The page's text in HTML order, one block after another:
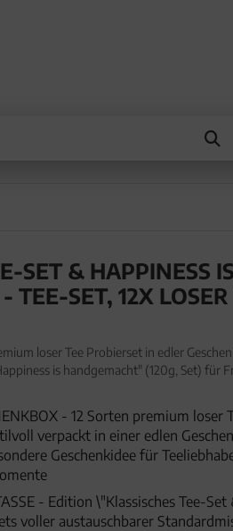
SET & HAPPINESS IS
TEE-SET, 12X LOSER
loser Tee Probierset in edler
is handgemacht" (120g, Set) für
- 12 Sorten premium loser
verpackt in einer edlen
Geschenkidee für
- Edition \"Klassisches Tee-
voller austauschbarer